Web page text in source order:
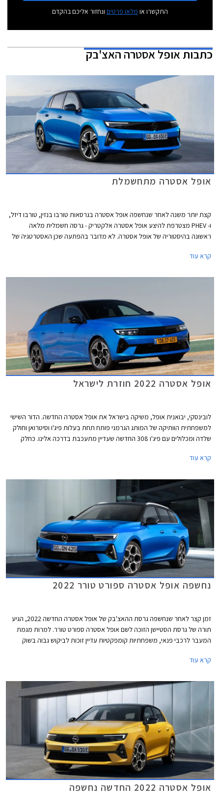
התקשרו או מלאו פרטים ונחזור אליכם בהקדם
כתבותאופל אסטרה האצ'בק
אופל אסטרה מתחשמלת
קצת יותר משנה לאחר שנחשפה אופל אסטרה בגרסאות טורבו בנזין, טורבו דיזל,
ו- PHEV מצטרפת להיצע אופל אסטרה אלקטריק - גרסה חשמלית מלאה
ראשונה בהיסטוריה של אופל אסטרה. לא מדובר בהפתעה שכן האסטרטגיה של
קרא עוד
אופל אסטרה 2022 חוזרת לישראל
לובינסקי, יבואנית אופל, משיקה בישראל את אופל אסטרה החדשה. הדור השישי
למשפחתית הוותיקה של המותג הגרמני פותח תחת בעלות פיג'ו וסיטרואן וחולק
שלדה ומכלולים עם פיג'ו 308 החדשה שעדיין מתעכבת בדרכה אלינו. כחלק
עשירה ביחס למקובל, אולם בשל כך הוצמד לה תג מחיר גבוה העומד על
קרא עוד
נחשפה אופל אסטרה ספורט טורר 2022
זמן קצר לאחר שנחשפה גרסת ההאצ'בק של אופל אסטרה החדשה 2022, הגיע
תורה של גרסת הסטיישן הזוכה לשם אופל אסטרה ספורט טורר. למרות מגמת
המעבר לרכבי פנאי, משפחתיות קומפקטיות עדיין זוכות לביקוש גבוה בשוק
שם מקהל רוכשים משמעותי.
קרא עוד
אופל אסטרה 2022 החדשה נחשפה